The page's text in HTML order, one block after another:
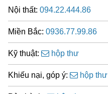
Nội thất: 094.22.444.86
Miền Bắc: 0936.77.99.86
Kỹ thuật: hộp thư
Khiếu nại, góp ý: hộp thư